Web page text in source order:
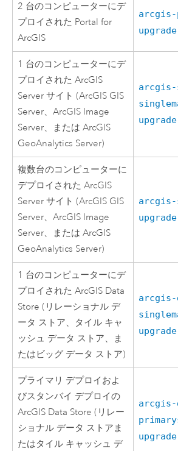
2 台のコンピューターにデ
プロイされた Portal for
ArcGIS
1 台のコンピューターにデ
プロイされたArcGIS
Server サイト (ArcGIS GIS
Server、ArcGIS Image
Server、またはArcGIS
GeoAnalytics Server)
複数台のコンピューターに
デプロイされたArcGIS
Server サイト (ArcGIS GIS
Server、ArcGIS Image
Server、またはArcGIS
GeoAnalytics Server)
arcgis-
1 台のコンピューターにデ
プロイされたArcGIS Data
Store (リレーショナル デ
ータ ストア、タイル キャ
ッシュ データ ストア、ま
たはビッグ データ ストア)
プライマリ デプロイおよ
びスタンバイ デプロイの
ArcGIS Data Store (リレー
ショナル データ ストアま
たはタイル キャッシュ デ